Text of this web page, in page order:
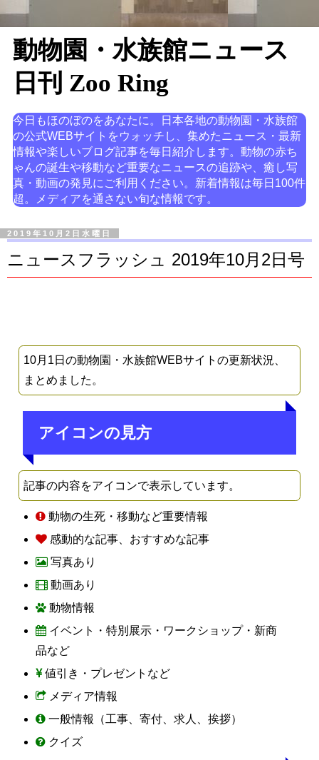
動物園・水族館ニュース
日刊 Zoo Ring
今日もほのぼのをあなたに。日本各地の動物園・水族館
の公式WEBサイトをウォッチし、集めたニュース・最新
情報や楽しいブログ記事を毎日紹介します。動物の赤ち
ゃんの誕生や移動など重要なニュースの追跡や、癒し写
真・動画の発見にご利用ください。新着情報は毎日100件
超。メディアを通さない旬な情報です。
2019年10月2日水曜日
ニュースフラッシュ 2019年10月2日号
10月1日の動物園・水族館WEBサイトの更新状況、
まとめました。
アイコンの見方
記事の内容をアイコンで表示しています。
動物の生死・移動など重要情報
感動的な記事、おすすめな記事
写真あり
動画あり
動物情報
イベント・特別展示・ワークショップ・新商
品など
値引き・プレゼントなど
メディア情報
一般情報（工事、寄付、求人、挨拶）
クイズ